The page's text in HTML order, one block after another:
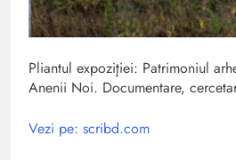
Pliantul expoziţiei: Patrimoniul
Anenii Noi. Documentare,
Vezi pe: scribd.com